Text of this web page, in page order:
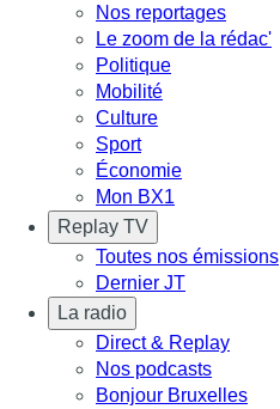
Nos reportages
Le zoom de la rédac'
Politique
Mobilité
Culture
Sport
Économie
Mon BX1
Replay TV
Toutes nos émissions
Dernier JT
La radio
Direct & Replay
Nos podcasts
Bonjour Bruxelles